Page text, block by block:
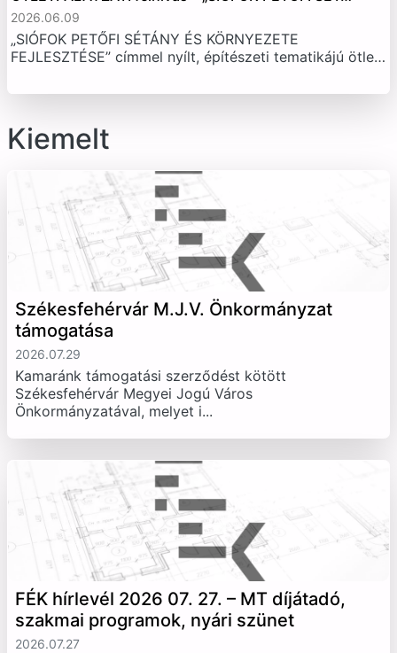
2026.06.09
„SIÓFOK PETŐFI SÉTÁNY ÉS KÖRNYEZETE
FEJLESZTÉSE” címmel nyílt, építészeti tematikájú ötle…
Kiemelt
Székesfehérvár M.J.V. Önkormányzat
támogatása
2026.07.29
Kamaránk támogatási szerződést kötött
Székesfehérvár Megyei Jogú Város
Önkormányzatával, melyet i...
FÉK hírlevél 2026 07. 27. – MT díjátadó,
szakmai programok, nyári szünet
2026.07.27